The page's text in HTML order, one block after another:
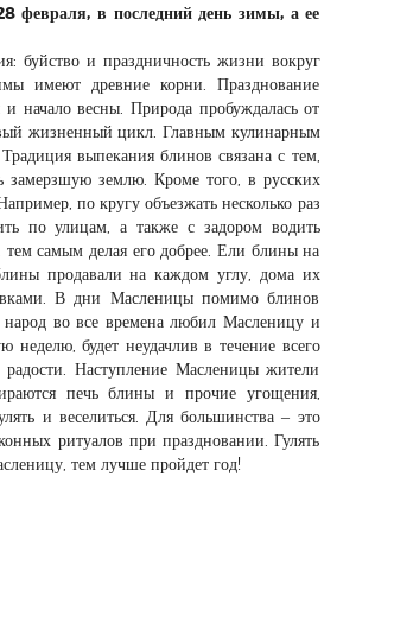
февраля, в последний день зимы, а ее
буйство и праздничность жизни вокруг
имеют древние корни. Празднование
начало весны. Природа пробуждалась от
жизненный цикл. Главным кулинарным
выпекания блинов связана с тем,
замерзшую землю. Кроме того, в русских
по кругу объезжать несколько раз
по улицам, а также с задором водить
тем самым делая его добрее. Ели блины на
продавали на каждом углу, дома их
В дни Масленицы помимо блинов
народ во все времена любил Масленицу и
будет неудачлив в течение всего
радости. Наступление Масленицы жители
печь блины и прочие угощения,
и веселиться. Для большинства – это
ритуалов при праздновании. Гулять
тем лучше пройдет год!